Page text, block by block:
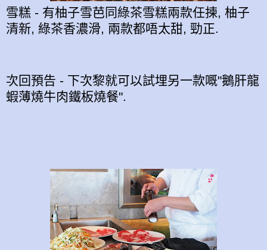
雪糕 - 有柚子雪芭同綠茶雪糕兩款任揀, 柚子
清新, 綠茶香濃滑, 兩款都唔太甜, 勁正.
次回預告 - 下次黎就可以試埋另一款嘅"鵝肝龍
蝦薄燒牛肉鐵板燒餐".